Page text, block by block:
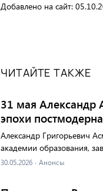
Добавлено на сайт:
ЧИТАЙТЕ ТАКЖЕ
31 мая Александр
эпохи
Александр Григорьевич
академии образования,
30.05.2026 · Анонсы